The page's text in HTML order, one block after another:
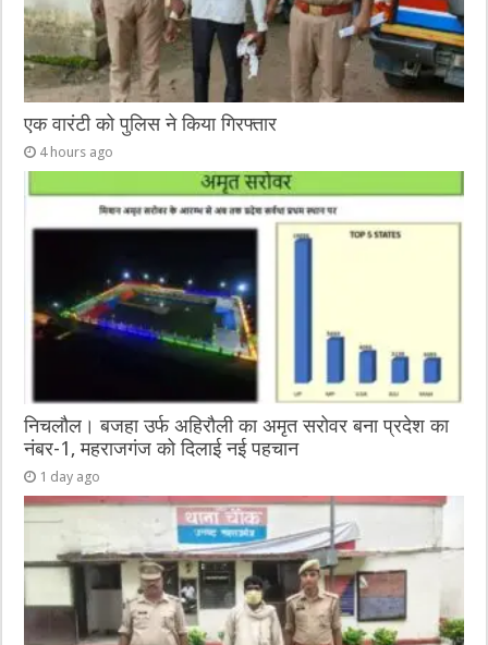
एक वारंटी को पुलिस ने किया गिरफ्तार
4 hours ago
निचलौल। बजहा उर्फ अहिरौली का अमृत सरोवर बना प्रदेश का
नंबर-1, महराजगंज को दिलाई नई पहचान
1 day ago